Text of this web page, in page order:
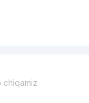
chiqamiz